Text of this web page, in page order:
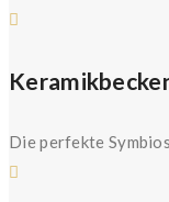
Die perfekte